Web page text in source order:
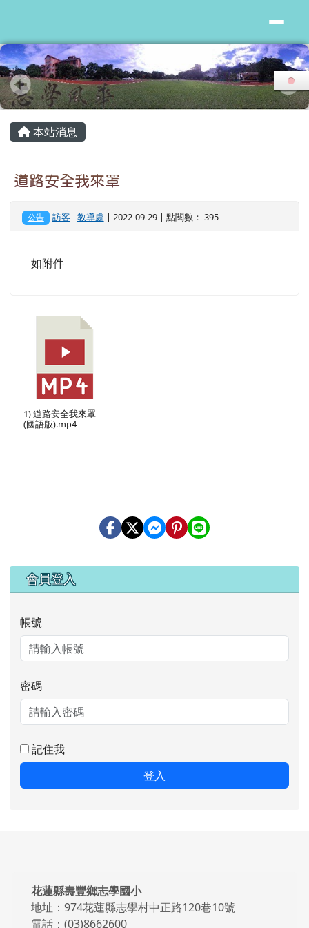
主內容區域
本站消息
道路安全我來罩
公告 訪客 -教導處 | 2022-09-29 | 點閱數： 395
如附件
1) 道路安全我來罩
(國語版).mp4
右邊區域內容
會員登入
帳號
密碼
記住我
登入
頁尾區域
頁尾區域內容
花蓮縣壽豐鄉志學國小
地址：974花蓮縣志學村中正路120巷10號
電話：(03)8662600